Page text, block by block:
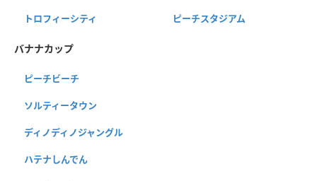
トロフィーシティ ピーチスタジアム
バナナカップ
ピーチビーチ
ソルティータウン
ディノディノジャングル
ハテナしんでん